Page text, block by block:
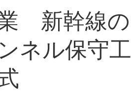
新幹線
ネル保守